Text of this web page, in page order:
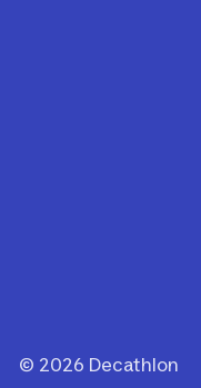
© 2026 Decathlon